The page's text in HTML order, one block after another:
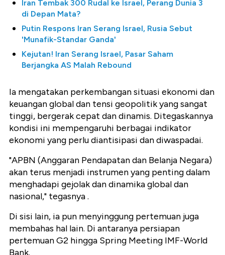
Iran Tembak 300 Rudal ke Israel, Perang Dunia 3
di Depan Mata?
Putin Respons Iran Serang Israel, Rusia Sebut
'Munafik-Standar Ganda'
Kejutan! Iran Serang Israel, Pasar Saham
Berjangka AS Malah Rebound
Ia mengatakan perkembangan situasi ekonomi dan
keuangan global dan tensi geopolitik yang sangat
tinggi, bergerak cepat dan dinamis. Ditegaskannya
kondisi ini mempengaruhi berbagai indikator
ekonomi yang perlu diantisipasi dan diwaspadai.
"APBN (Anggaran Pendapatan dan Belanja Negara)
akan terus menjadi instrumen yang penting dalam
menghadapi gejolak dan dinamika global dan
nasional," tegasnya .
Di sisi lain, ia pun menyinggung pertemuan juga
membahas hal lain. Di antaranya persiapan
pertemuan G2 hingga Spring Meeting IMF-World
Bank.